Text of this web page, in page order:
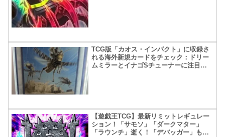
TCG版「カオス・インパクト」に収録さ
れる海外新規カードをチェック：ドリー
ムミラーとイナゴSチューナーに注目し
【遊戯王TCG】最新リミットレギュレー
ション！「サモソ」「ダークマター」
「ラウンチ」逝く！「デバッガー」も制